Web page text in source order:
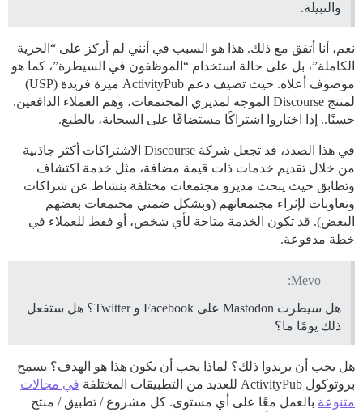
والنبيلة.
نعم، أنا أتفق مع ذلك. هذا هو السبب في أنني لم أركز على “الحرية
الكاملة”، بل على حالة استخدام “الموظفون في السيطرة”، كما هو
موصوف أعلاه. حيث تضيف دعم ActivityPub ميزة فريدة (USP)
لمنتج Discourse الموجه لمديري المجتمعات، وهم العملاء الدافعين.
حسنًا.. إذا اختاروا اشتراكًا مستضافًا على السحابة، بالطبع.
في هذا الصدد، قد تجعل شركة Discourse الاشتراكات أكثر جاذبية
من خلال تقديم خدمات ذات قيمة مضافة، مثل خدمة اكتشاف
وتطابق حيث يبحث مديرو مجتمعات مختلفة بنشاط عن شراكات
وتعاونات لإثراء مجتمعاتهم (وبشكل ضمني مجتمعات بعضهم
البعض). قد تكون الخدمة متاحة لأي شخص، أو فقط للعملاء في
خطة مدفوعة.
Mevo:
هل سيطرت Mastodon على Facebook و Twitter؟ هل ستفعل
ذلك يومًا ما؟
هل يجب أن يريدوا ذلك؟ لماذا يجب أن يكون هذا هو الهدف؟ يسمح
بروتوكول ActivityPub للعديد من التطبيقات المختلفة
في مجالات
متنوعة بالعمل معًا على أي مستوى. كل مشروع / تطبيق / منتج